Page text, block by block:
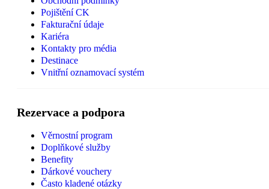
Pojištění CK
Fakturační údaje
Kariéra
Kontakty pro média
Destinace
Vnitřní oznamovací systém
Rezervace a podpora
Věrnostní program
Doplňkové služby
Benefity
Dárkové vouchery
Často kladené otázky